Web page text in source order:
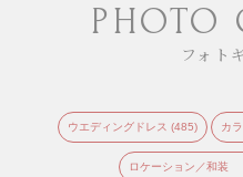
PHOTO
フォト
ウエディングドレス (485) カ
ロケーション／和装